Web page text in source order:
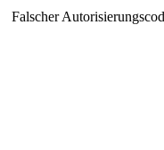
Falscher